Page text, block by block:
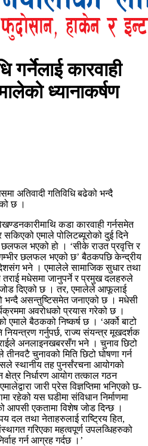
गर्नेलाई कारवाही
ध्यानाकर्षण
अतिवादी गतिविधि बढेको भन्दै
छ ।
कडा कारवाही गर्नसमेत
एमाले पोलिटब्यूरोको दुई दिने
छलफल भएको हो । ‘सीके राउत प्रवृत्ति र
छलफल भएको छ’ बैठकपछि केन्द्रीय
भने । एमालेले सामाजिक सुधार तथा
तराई मधेसमा जानुपर्ने र प्रमुख दलहरुले
जोड दिएको छ । तर, एमालेले आफूलाई
भन्दै असन्तुष्टिसमेत जनाएको छ । मधेसी
अवरोधको प्रयास गरेको छ ।
एमाले बैठकको निष्कर्ष छ । ‘अर्को बाटो
गर्नुपर्छ, राज्य संयन्त्र मूखदर्शक
अनलाइनखबरसँग भने । चुनाव छिटो
चुनावको मिति छिटो घोषणा गर्न
स्थानीय तह पुनर्संरचना आयोगको
क्षेत्र निर्धारण आयोग तत्काल गठन
जारी प्रेस विज्ञप्तिमा भनिएको छ-
रहेको यस घडीमा संविधान निर्माणमा
आपसी एकतामा विशेष जोड दिन्छ ।
दल तथा नेताहरुलाई राष्ट्रिय हित,
गरिएका महत्वपूर्ण उपलव्धिहरुको
गर्न आग्रह गर्दछ ।’